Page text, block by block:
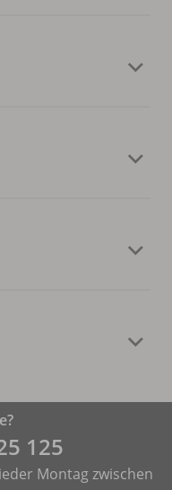
125
Montag zwischen